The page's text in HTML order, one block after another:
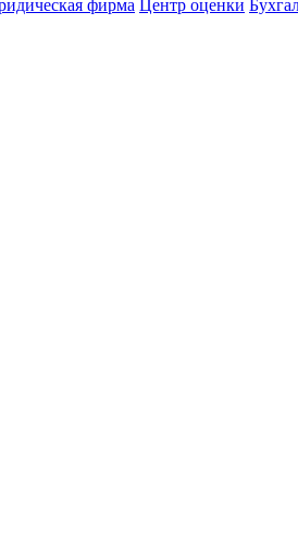
фирма Центр оценки